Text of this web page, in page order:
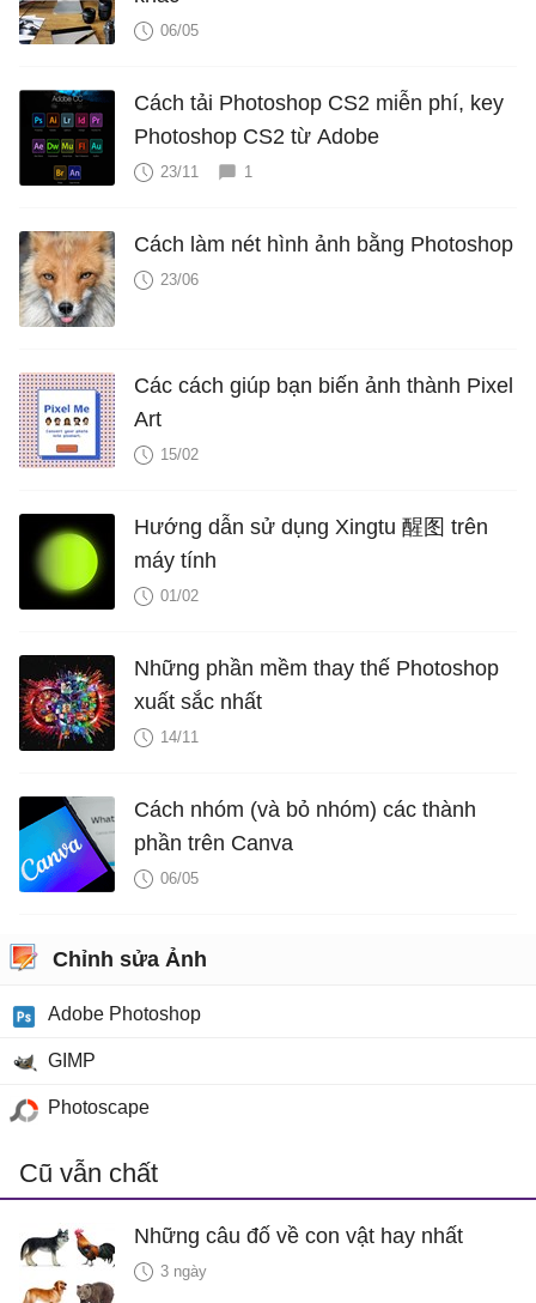
06/05
Cách tải Photoshop CS2 miễn phí, key
Photoshop CS2 từ Adobe
23/11 1
Cách làm nét hình ảnh bằng Photoshop
23/06
Các cách giúp bạn biến ảnh thành Pixel
Art
15/02
Hướng dẫn sử dụng Xingtu 醒图 trên
máy tính
01/02
Những phần mềm thay thế Photoshop
xuất sắc nhất
14/11
Cách nhóm (và bỏ nhóm) các thành
phần trên Canva
06/05
Chỉnh sửa Ảnh
Adobe Photoshop
GIMP
Photoscape
Cũ vẫn chất
Những câu đố về con vật hay nhất
3 ngày